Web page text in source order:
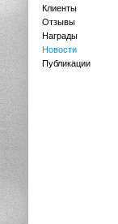
Клиенты
Отзывы
Награды
Новости
Публикации